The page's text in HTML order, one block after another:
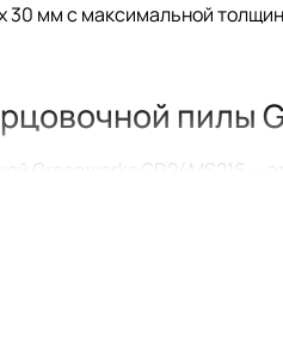
30 мм с максимальной
пилы
Greenworks GD24MS216 —
конструкцию рабочего